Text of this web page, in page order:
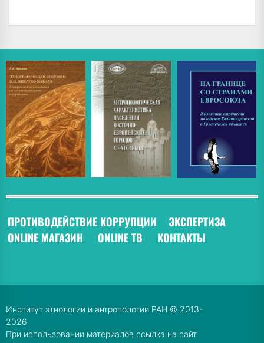
ПРОТИВОДЕЙСТВИЕ КОРРУПЦИИ ЭКСПЕРТИЗА
ONLINE МАГАЗИН
ONLINE ТВ КОНТАКТЫ
Институт этнологии и антропологии РАН © 2013-
2026
При использовании материалов ссылка на сайт